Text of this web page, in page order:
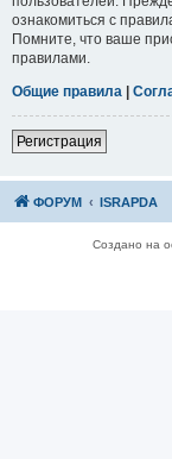
ознакомиться с
Помните, что ваше
правилами.
Общие правила |
Регистрация
ФОРУМ ISRAPDA
Создано на